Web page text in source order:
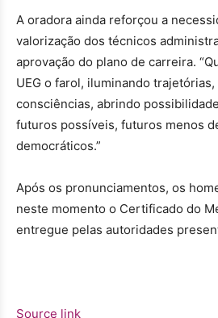
A oradora ainda reforçou a
valorização dos técnicos
aprovação do plano de carreira.
UEG o farol, iluminando
consciências, abrindo
futuros possíveis, futuros menos
democráticos.”
Após os pronunciamentos, os
neste momento o Certificado do
entregue pelas autoridades
Source link